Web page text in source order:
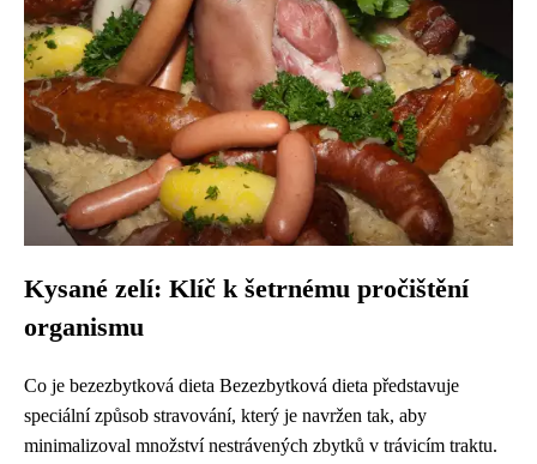
Kysané zelí: Klíč k šetrnému pročištění
organismu
Co je bezezbytková dieta Bezezbytková dieta představuje
speciální způsob stravování, který je navržen tak, aby
minimalizoval množství nestrávených zbytků v trávicím traktu.